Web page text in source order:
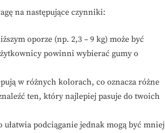
na następujące czynniki:
oporze (np. 2,3 – 9 kg) może być
powinni wybierać gumy o
w różnych kolorach, co oznacza różne
ten, który najlepiej pasuje do twoich
podciąganie jednak mogą być mniej